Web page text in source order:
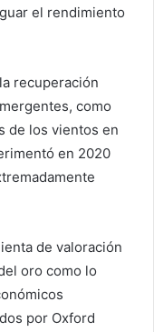
el rendimiento
recuperación
como
de los vientos en
en 2020
de valoración
oro como lo
por Oxford